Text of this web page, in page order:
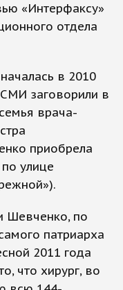
«Интерфаксу»
отдела
в 2010
заговорили в
врача-
приобрела
улице
Шевченко, по
патриарха
2011 года
что хирург, во